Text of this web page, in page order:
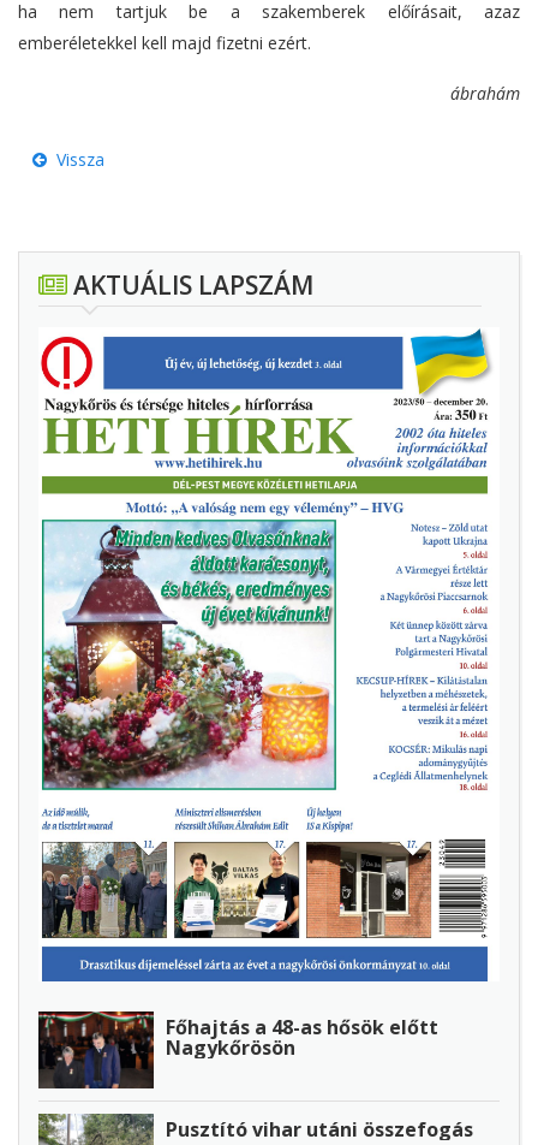
ha nem tartjuk be a szakemberek előírásait, azaz
emberéletekkel kell majd fizetni ezért.
ábrahám
Vissza
AKTUÁLIS LAPSZÁM
Főhajtás a 48-as hősök előtt
Nagykőrösön
Pusztító vihar utáni összefogás